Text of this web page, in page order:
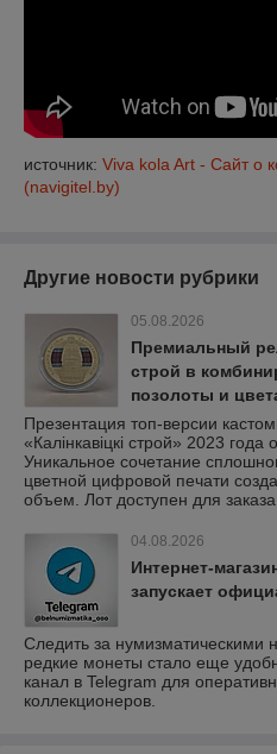
источник: Viva kola Art - Сайт о
(navigitel.by)
Другие новости рубрики
05.08.2026
Премиальный
строй в
позолоты и
Презентация топ-версии
«Калінкавіцкі строй» 2023 года
Уникальное сочетание
цветной цифровой печати
объем. Лот доступен для
04.08.2026
Интернет-
запускает
Следить за нумизматическими
редкие монеты стало еще
канал в Telegram для
коллекционеров.